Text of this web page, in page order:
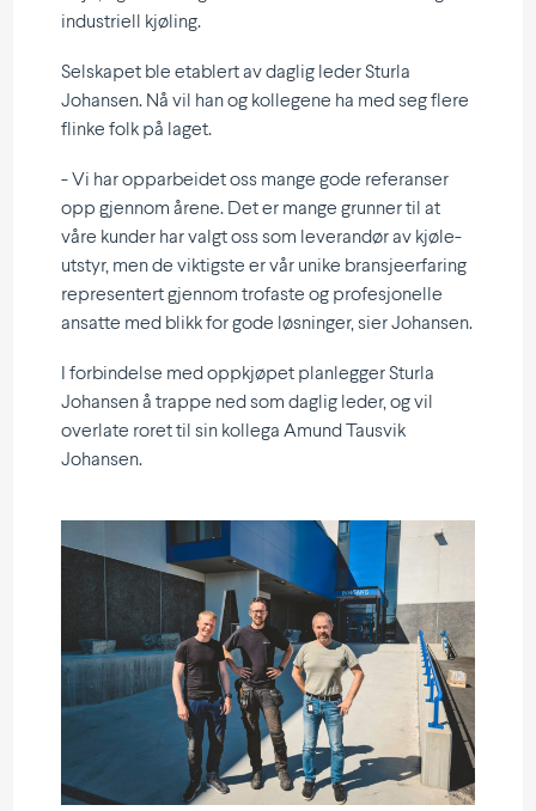
industriell kjøling.
Selskapet ble etablert av daglig leder Sturla
Johansen. Nå vil han og kollegene ha med seg flere
flinke folk på laget.
- Vi har oppar­beidet oss mange gode referanser
opp gjennom årene. Det er mange grunner til at
våre kunder har valgt oss som leverandør av kjøle­
utstyr, men de viktigste er vår unike bransje­er­faring
repre­sentert gjennom trofaste og profe­sjo­nelle
ansatte med blikk for gode løsninger, sier Johansen.
I forbin­delse med oppkjøpet planlegger Sturla
Johansen å trappe ned som daglig leder, og vil
overlate roret til sin kollega Amund Tausvik
Johansen.